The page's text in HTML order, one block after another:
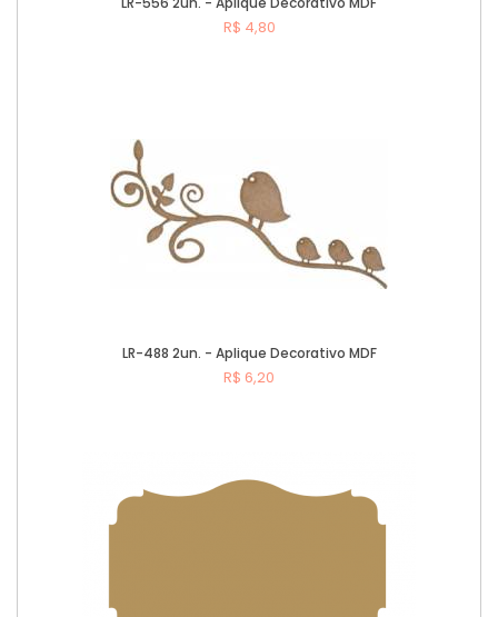
R$ 4,80
LR-488 2un. - Aplique Decorativo MDF
R$ 6,20